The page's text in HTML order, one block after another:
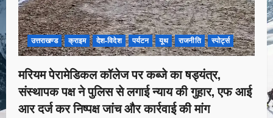
उत्तराखण्ड क्राइम देश-विदेश पर्यटन यूथ राजनीति स्पोर्ट्स
मरियम पेरामेडिकल कॉलेज पर कब्जे का षड्यंत्र,
संस्थापक पक्ष ने पुलिस से लगाई न्याय की गुहार, एफ आई
आर दर्ज कर निष्पक्ष जांच और कार्रवाई की मांग